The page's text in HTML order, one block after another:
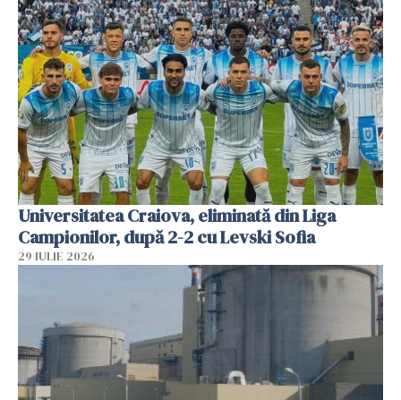
Universitatea Craiova, eliminată din Liga
Campionilor, după 2-2 cu Levski Sofia
29 IULIE 2026